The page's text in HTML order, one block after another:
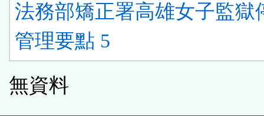
法務部矯正署高雄女子監獄
管理要點 5
無資料